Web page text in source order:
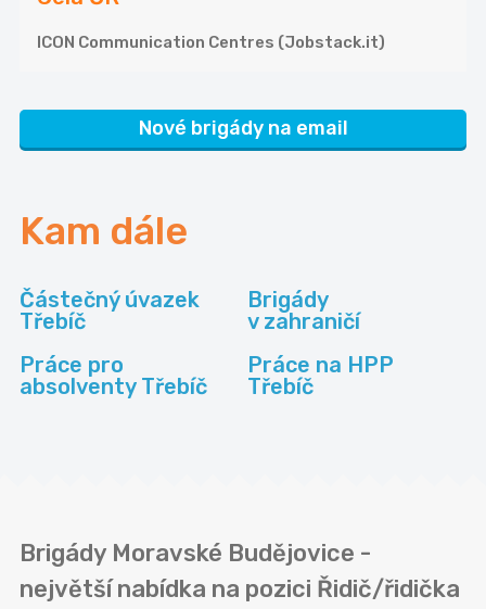
ICON Communication Centres (Jobstack.it)
Nové brigády na email
Kam dále
Částečný úvazek
Třebíč
Brigády
v zahraničí
Práce pro
absolventy Třebíč
Práce na HPP
Třebíč
Brigády Moravské Budějovice -
největší nabídka na pozici Řidič/řidička